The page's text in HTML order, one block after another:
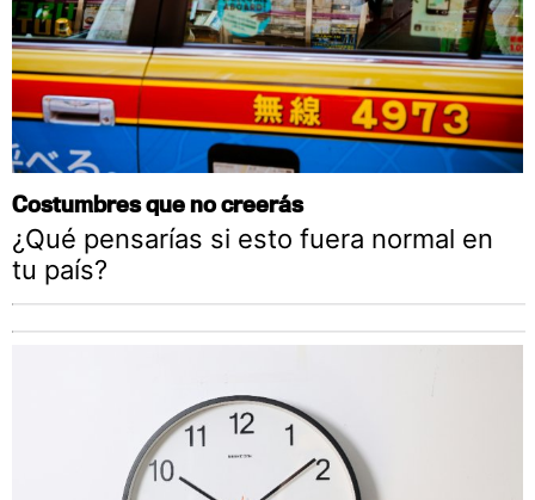
Costumbres que no creerás
¿Qué pensarías si esto fuera normal en
tu país?